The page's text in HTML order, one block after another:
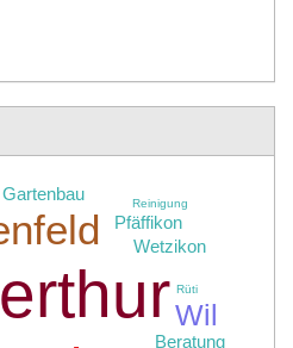
Wil
Wetzikon
Beratung
Pfäffikon
Gartenbau Reinigung
Rüti